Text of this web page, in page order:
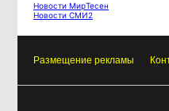
Новости МирТесен
Новости СМИ2
Размещение рекламы